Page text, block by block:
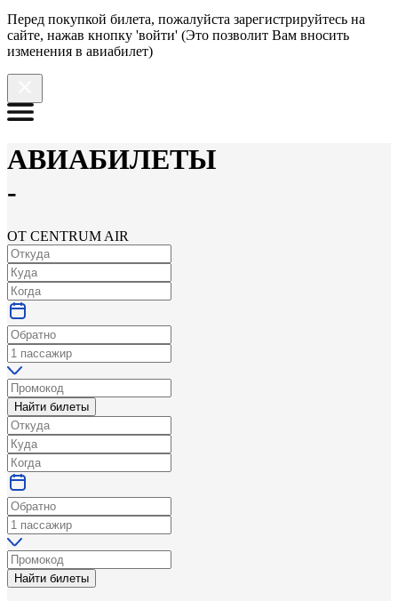
Перед покупкой билета, пожалуйста зарегистрируйтесь на
сайте, нажав кнопку 'войти' (Это позволит Вам вносить
изменения в авиабилет)
АВИАБИЛЕТЫ
-
ОТ CENTRUM AIR
Найти билеты
Найти билеты